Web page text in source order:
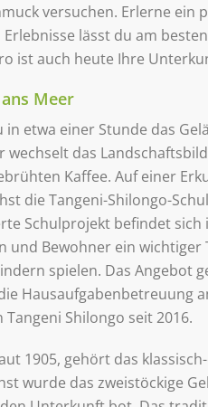
versuchen. Erlerne ein
Erlebnisse lässt du am
ist auch heute Ihre
Meer
etwa einer Stunde das
wechselt das
Kaffee. Auf einer
die Tangeni-Shilongo-
Schulprojekt befindet
und Bewohner ein
spielen. Das Angebot
Hausaufgabenbetreuung
Shilongo seit 2016.
1905, gehört das
wurde das zweistöckige